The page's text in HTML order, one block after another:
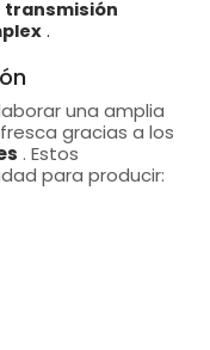
transmisión
.
una amplia
gracias a los
. Estos
para producir: